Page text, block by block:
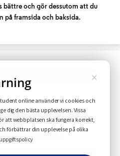
bättre och gör dessutom att du
på framsida och baksida.
timmar efter genomfört köp
Se vanliga frågor
inom 1-2 veckor
×
online använder vi cookies och
dig den bästa upplevelsen. Vissa
att webbplatsen ska fungera korrekt,
förbättrar din upplevelse på olika